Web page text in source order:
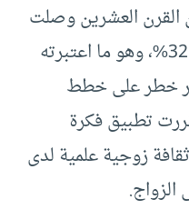
القرن العشرين وصلت
نسبة الطلاق في ماليزيا نحو 32%، وهو ما اعتبرته
خطر على خطط
تطبيق فكرة
زوجية علمية لدى
الزواج.